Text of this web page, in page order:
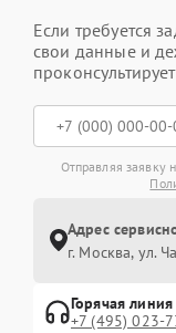
Если требуется
свои данные и
Отправляя заявку
Адрес
г. Москва, ул.
Горячая линия
+7 (495) 023-